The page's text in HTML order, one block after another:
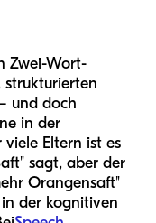
Zwei-Wort-
strukturierten
und doch
in der
viele Eltern ist es
sagt, aber der
Orangensaft"
der kognitiven